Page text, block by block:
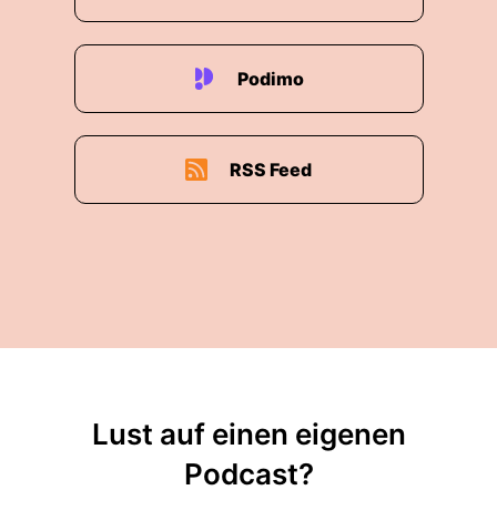
Podimo
RSS Feed
Lust auf einen eigenen
Podcast?